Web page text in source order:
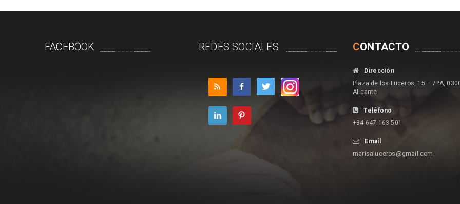
FACEBOOK REDES SOCIALES CONTACTO
Dirección
Plaza de los Luceros, 15 – 7ºA,
Alicante
Teléfono
+34 647 163 501
Email
marisaluceros@gmail.com